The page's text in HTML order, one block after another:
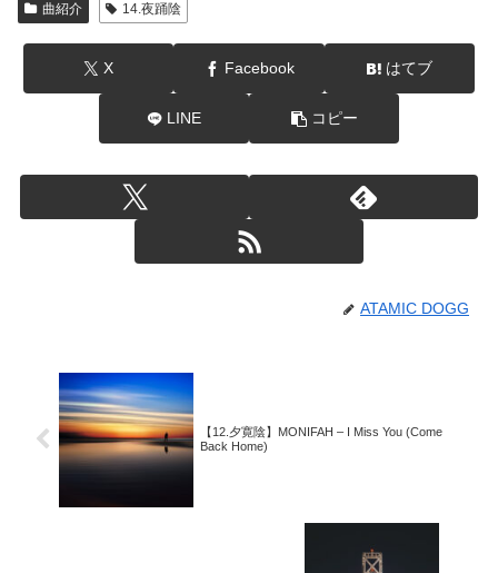
曲紹介 14.夜踊陰
X Facebook はてブ
LINE コピー
ATAMIC DOGG
【12.夕寛陰】MONIFAH – I Miss You (Come
Back Home)